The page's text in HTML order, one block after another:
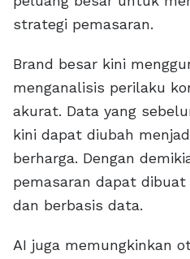
strategi pemasaran.
Brand besar kini
menganalisis perilaku
akurat. Data yang
kini dapat diubah
berharga. Dengan
pemasaran dapat
dan berbasis data.
AI juga memungkinkan